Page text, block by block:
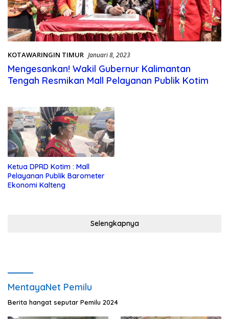
KOTAWARINGIN TIMUR Januari 8, 2023
Mengesankan! Wakil Gubernur Kalimantan
Tengah Resmikan Mall Pelayanan Publik Kotim
Ketua DPRD Kotim : Mall
Pelayanan Publik Barometer
Ekonomi Kalteng
Selengkapnya
MentayaNet Pemilu
Berita hangat seputar Pemilu 2024